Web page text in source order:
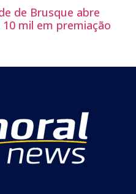
de Brusque abre
mil em premiação